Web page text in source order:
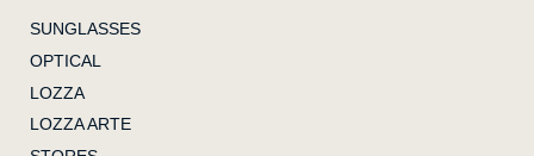
SUNGLASSES
OPTICAL
LOZZA
LOZZA ARTE